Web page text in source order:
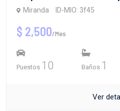
Miranda ID-MIO: 3f45
$ 2,500/Mes
Puestos 10 Baños 1
Ver